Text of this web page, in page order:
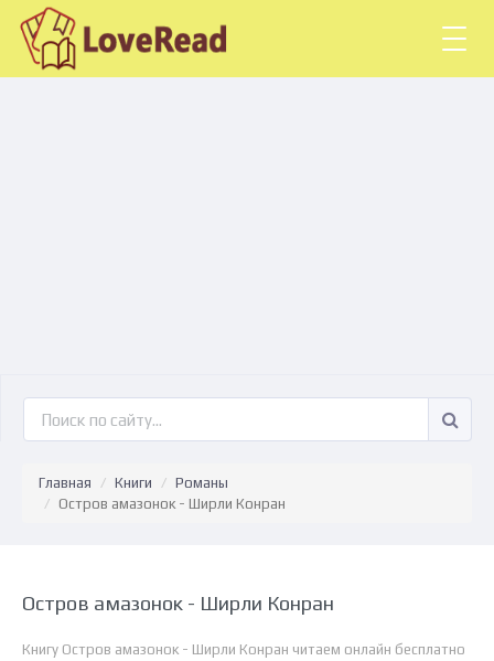
Главная Книги
Романы
Остров амазонок - Ширли Конран
Остров амазонок - Ширли Конран
Книгу Остров амазонок - Ширли Конран читаем онлайн бесплатно